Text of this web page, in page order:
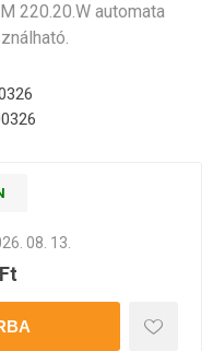
220.20.W automata
08. 13.